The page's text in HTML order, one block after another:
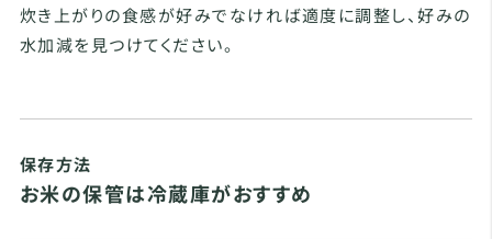
炊き上がりの食感が好みでなければ適度に調整し、好みの
水加減を見つけてください。
保存方法
お米の保管は冷蔵庫がおすすめ